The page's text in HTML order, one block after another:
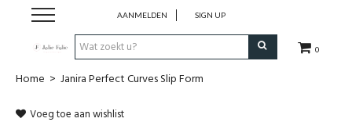
0
AANMELDEN SIGN UP
Home
Home > Janira Perfect Curves Slip Form
Voeg toe aan wishlist